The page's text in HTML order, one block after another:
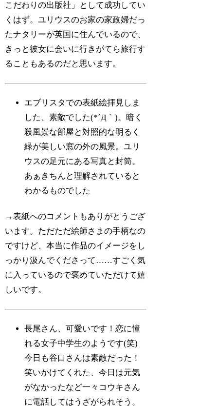
こだわりの出版社」として成功してい
くはず。ユリウスのお家の家政婦だっ
たナタリーが英国に住んでいるので、
きっと彼女に会いに行きがてら旅行す
ることもあるのだと思います。
エブリスタでの表紙絵拝見しま
した、素敵でした(*´Д｀)。暗く
殺風景な部屋と対照的な明るく
緑が美しい窓の外の風景。ユリ
ウスの足元にある写真と封筒。
あぁきちんと理解されていると
わかるものでした
→表紙へのコメントもありがとうござ
います。ただただ絵師さまの手柄なの
ですけど、本当に作品のイメージをし
っかり汲んでくださって……すごく気
に入っているので褒めていただけて嬉
しいです。
長尾さん、可愛いです！恋に憧
れる女子中学生のようです(笑)
今日も谷口さんは素敵だった！
笑いかけてくれた、今日は元気
がなかったなど一々コウキさん
に電話してはうざがられそう。